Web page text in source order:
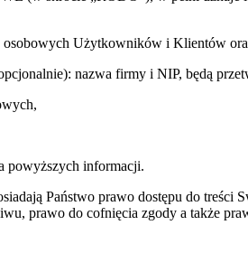
Użytkowników i Klientów
nazwa firmy i NIP, będą
powyższych informacji.
Państwo prawo dostępu do treści
prawo do cofnięcia zgody a także